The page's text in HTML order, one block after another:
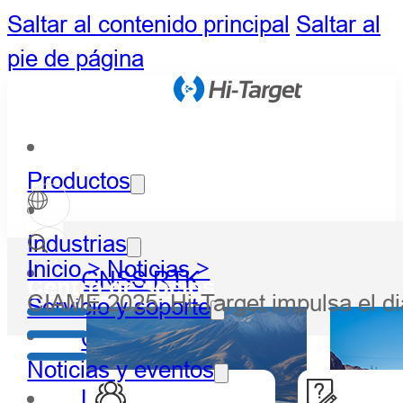
Saltar al contenido principal Saltar al
pie de página
Productos
GNSS RTK
Óptico
Industrias
Servicio y soporte
Noticias y eventos
Centro de socios
Inicio >Noticias >
CIAME 2025: Hi-Target impulsa el